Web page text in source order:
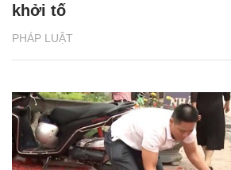
PHÁP LUẬT
khởi tố